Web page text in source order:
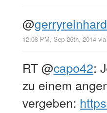
@
12:08 PM, Sep 26th, 2014 via
RT@capo42:
zu einem
vergeben: